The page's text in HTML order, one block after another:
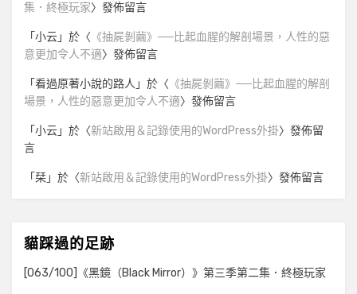
集．終極玩家〉發佈留言
「小云」於〈 《抽屍剝繭》──比起血腥的解剖場景，人性的惡
意更加令人不適〉發佈留言
「看過原著小說的路人 」於〈 《抽屍剝繭》──比起血腥的解剖
場景，人性的惡意更加令人不適〉發佈留言
「小云」於〈新站啟用＆記錄使用的WordPress外掛〉發佈留
言
「栞」於〈新站啟用＆記錄使用的WordPress外掛〉發佈留言
貓踩過的足跡
[063/100]《黑鏡（Black Mirror）》第三季第二集．終極玩家